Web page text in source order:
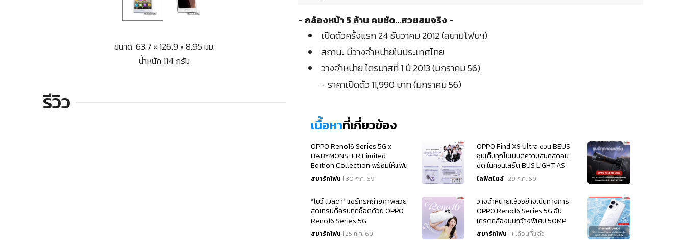
ขนาด: 63.7 × 126.9 × 8.95 มม.
น้ำหนัก 114 กรัม
รีวิว
- กล้องหน้า 5 ล้าน คมชัด...สวยสมจริง -
เปิดตัวครั้งแรก 24 ธันวาคม 2012 (สยามโฟนฯ)
สถานะ มีวางจำหน่ายในประเทศไทย
วางจำหน่าย ไตรมาสที่ 1 ปี 2013 (มกราคม 56)
- ราคาเปิดตัว 11,990 บาท (มกราคม 56)
เนื้อหาที่เกี่ยวข้อง
OPPO Reno16 Series 5G x
BABYMONSTER Limited
Edition Collection พร้อมให้แฟน
ๆ เป็นเจ้าของแล้ว
สมาร์ทโฟน | 30 ก.ค. 69
OPPO Find X9 Ultra ชวน BEUS
ซูมเก็บทุกโมเมนต์ความสนุกสุดคม
ชัด ในคอนเสิร์ต BUS LIGHT AS
ONE
ไลฟ์สไตล์ | 29 ก.ค. 69
“โบว์ เมลดา” แชร์ทริกถ่ายภาพสวย
สุดเทรนดี้ครบทุกช็อตด้วย OPPO
Reno16 Series 5G
สมาร์ทโฟน | 25 ก.ค. 69
วางจำหน่ายแล้วอย่างเป็นทางการ
OPPO Reno16 Series 5G อัป
เกรดกล้องมุมกว้างพิเศษ 50MP
กว้าง 0.6x
สมาร์ทโฟน | 1 เดือนที่แล้ว